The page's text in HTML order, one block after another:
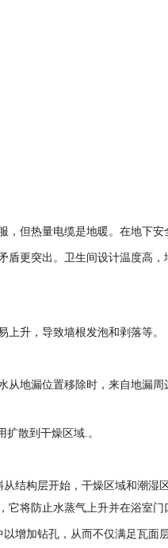
，但热量电缆是地暖。在地下安
更突出。卫生间设计温度高，
升，导致墙根发泡和剥落等。
从地漏位置移除时，来自地漏
散到干燥区域.。
结构层开始，干燥区域和潮湿
它将防止水蒸气上升并在浴室门
增加钻孔，从而不仅满足瓦面